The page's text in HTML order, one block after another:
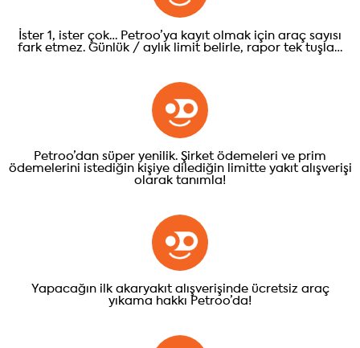
İster 1, ister çok… Petroo’ya kayıt olmak için araç sayısı
fark etmez. Günlük / aylık limit belirle, rapor tek tuşla…
Petroo’dan süper yenilik. Şirket ödemeleri ve prim
ödemelerini istediğin kişiye dilediğin limitte yakıt alışverişi
olarak tanımla!
Yapacağın ilk akaryakıt alışverişinde ücretsiz araç
yıkama hakkı Petroo’da!